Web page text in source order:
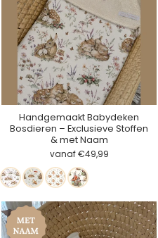
Handgemaakt Babydeken
Bosdieren – Exclusieve Stoffen
& met Naam
vanaf €49,99
Hertjes
Fairy
Tail
Enchanted
Forest
Vosjes
&
Eekhoorn
Magische
Bos